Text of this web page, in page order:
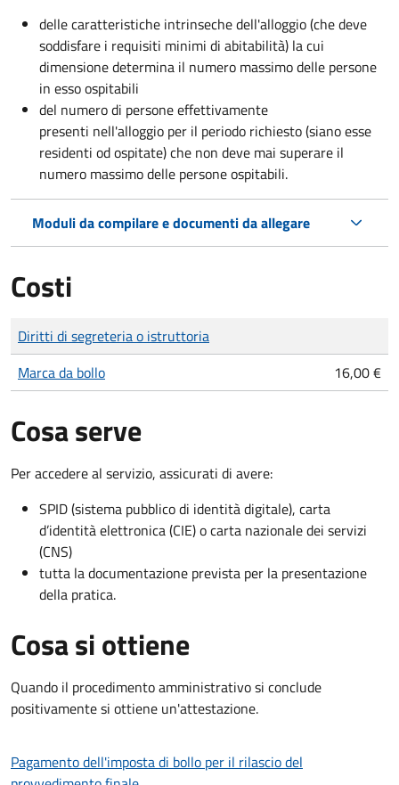
delle caratteristiche intrinseche dell'alloggio (che deve
soddisfare i requisiti minimi di abitabilità) la cui
dimensione determina il numero massimo delle persone
in esso ospitabili
del numero di persone effettivamente
presenti nell'alloggio per il periodo richiesto (siano esse
residenti od ospitate) che non deve mai superare il
numero massimo delle persone ospitabili.
Moduli da compilare e documenti da allegare
Costi
Tipo di pagamento
Importo
Diritti di segreteria o istruttoria
Marca da bollo
16,00 €
Cosa serve
Per accedere al servizio, assicurati di avere:
SPID (sistema pubblico di identità digitale), carta
d’identità elettronica (CIE) o carta nazionale dei servizi
(CNS)
tutta la documentazione prevista per la presentazione
della pratica.
Cosa si ottiene
Quando il procedimento amministrativo si conclude
positivamente si ottiene un'attestazione.
Pagamento dell'imposta di bollo per il rilascio del